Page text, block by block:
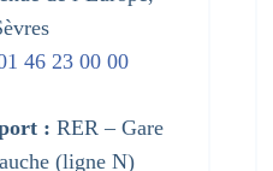
46 23 00 00
: RER – Gare
(ligne N)